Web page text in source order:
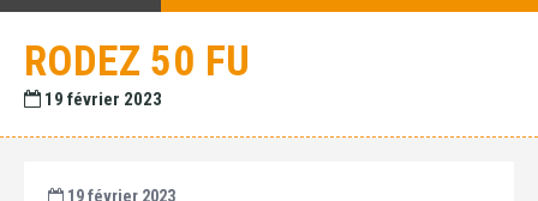
RODEZ 50 FU
19 février 2023
19 février 2023